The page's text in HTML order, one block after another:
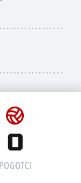
0
POGOTCI